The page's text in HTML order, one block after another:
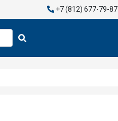
+7 (812) 677-79-87